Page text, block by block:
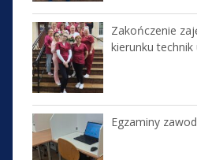
Zakończenie
kierunku technik
Egzaminy